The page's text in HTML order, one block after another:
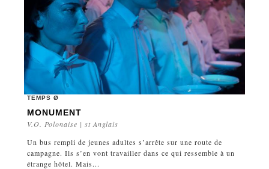
TEMPS Ø
MONUMENT
V.O. Polonaise | st Anglais
Un bus rempli de jeunes adultes s’arrête sur une route de
campagne. Ils s’en vont travailler dans ce qui ressemble à un
étrange hôtel. Mais...